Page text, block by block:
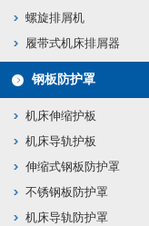
螺旋排屑机
履带式机床排屑器
钢板防护罩
机床伸缩护板
机床导轨护板
伸缩式钢板防护罩
不锈钢板防护罩
机床导轨防护罩